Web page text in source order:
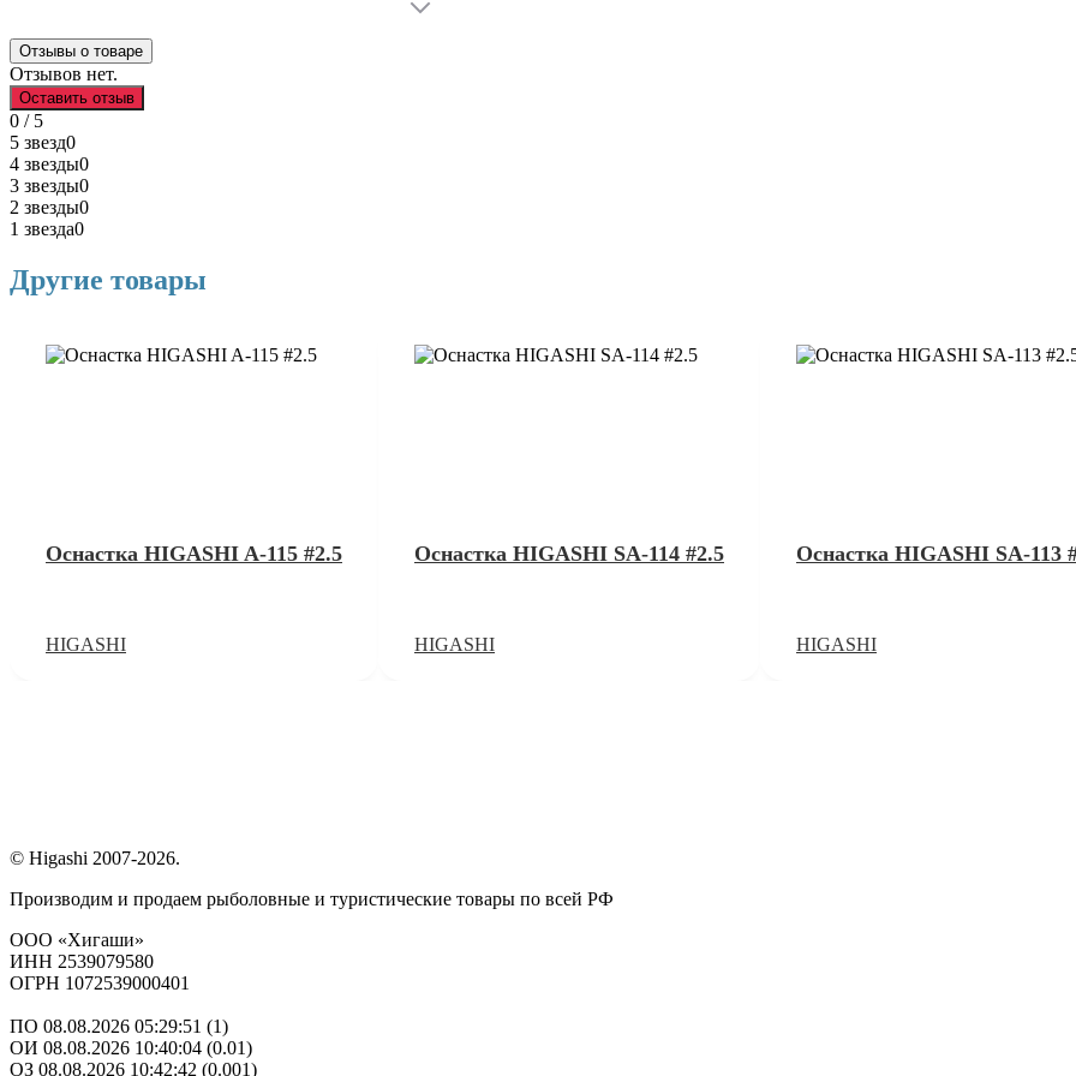
Отзывы о товаре
Отзывов нет.
Оставить отзыв
0 / 5
5 звезд0
4 звезды0
3 звезды0
2 звезды0
1 звезда0
Другие товары
Оснастка HIGASHI A-115 #2.5
HIGASHI
Оснастка HIGASHI SA-114 #2.5
HIGASHI
Оснастка HIGASHI SA-113
HIGASHI
© Higashi 2007-2026.
Производим и продаем рыболовные и туристические товары по всей РФ
ООО «Хигаши»
ИНН 2539079580
ОГРН 1072539000401
ПО 08.08.2026 05:29:51 (1)
ОИ 08.08.2026 10:40:04 (0.01)
ОЗ 08.08.2026 10:42:42 (0.001)